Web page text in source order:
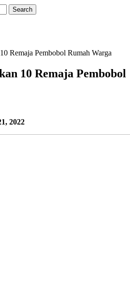
Remaja Pembobol Rumah Warga
10 Remaja Pembobol
2022